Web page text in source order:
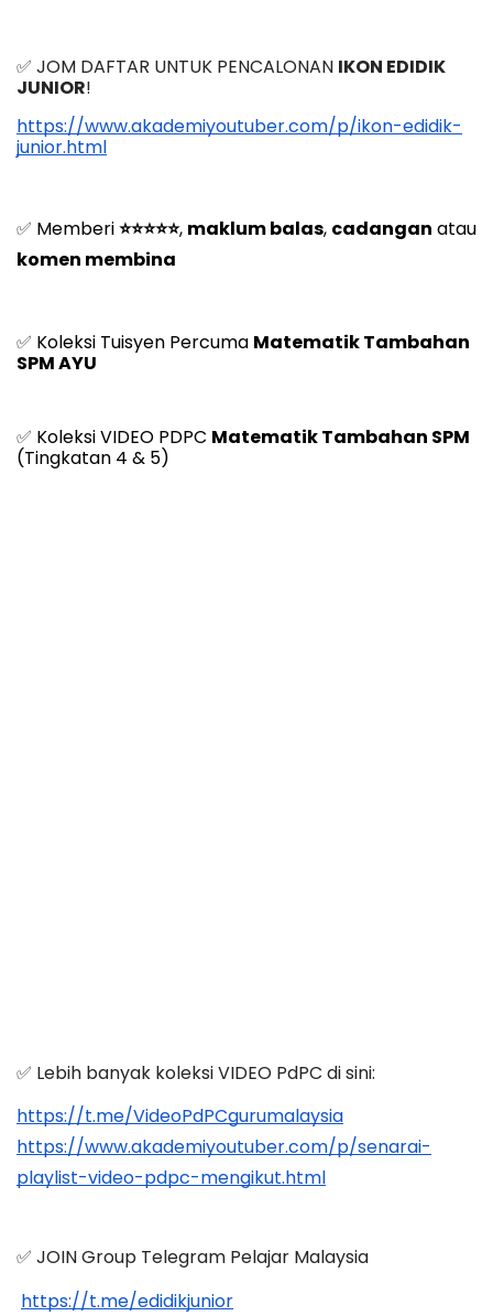
✅ JOM DAFTAR UNTUK PENCALONAN IKON EDIDIK
JUNIOR!
https://www.akademiyoutuber.com/p/ikon-edidik-
junior.html
✅ Memberi ⭐⭐⭐⭐⭐, maklum balas, cadangan
komen membina
✅ Koleksi Tuisyen Percuma Matematik Tambahan
SPM AYU
✅ Koleksi VIDEO PDPC Matematik Tambahan SPM
(Tingkatan 4 & 5)
✅ Lebih banyak koleksi VIDEO PdPC di sini:
https://t.me/VideoPdPCgurumalaysia
https://www.akademiyoutuber.com/p/senarai-
playlist-video-pdpc-mengikut.html
✅ JOIN Group Telegram Pelajar Malaysia
https://t.me/edidikjunior